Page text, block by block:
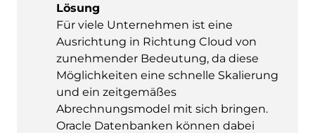
Lösung
Für viele Unternehmen ist eine
Ausrichtung in Richtung Cloud von
zunehmender Bedeutung, da diese
Möglichkeiten eine schnelle Skalierung
und ein zeitgemäßes
Abrechnungsmodel mit sich bringen.
Oracle Datenbanken können dabei